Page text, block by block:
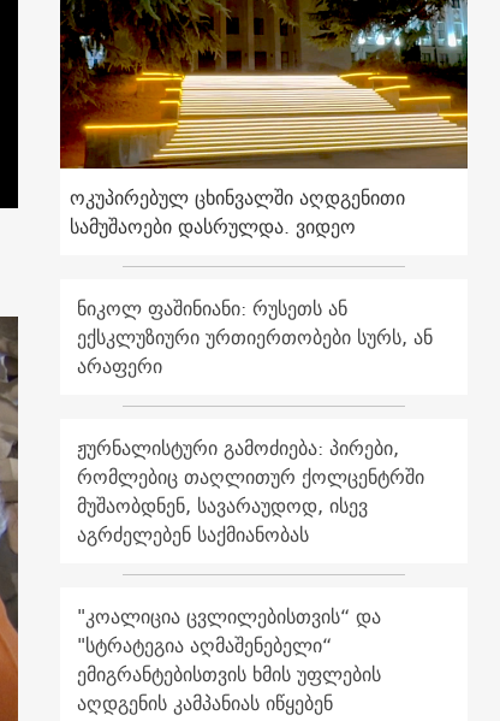
ოკუპირებულ ცხინვალში აღდგენითი
სამუშაოები დასრულდა. ვიდეო
ნიკოლ ფაშინიანი: რუსეთს ან
ექსკლუზიური ურთიერთობები სურს, ან
არაფერი
ჟურნალისტური გამოძიება: პირები,
რომლებიც თაღლითურ ქოლცენტრში
მუშაობდნენ, სავარაუდოდ, ისევ
აგრძელებენ საქმიანობას
"კოალიცია ცვლილებისთვის“ და
"სტრატეგია აღმაშენებელი“
ემიგრანტებისთვის ხმის უფლების
აღდგენის კამპანიას იწყებენ